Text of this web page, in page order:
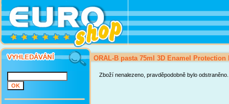
ORAL-B pasta 75ml 3D Enamel Protection
Zboží nenalezeno, pravděpodobně bylo odstraněno.